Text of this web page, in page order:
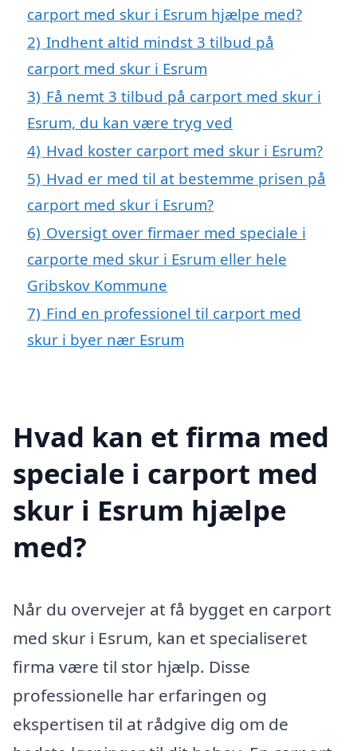
carport med skur i Esrum hjælpe med?
2) Indhent altid mindst 3 tilbud på
carport med skur i Esrum
3) Få nemt 3 tilbud på carport med skur i
Esrum, du kan være tryg ved
4) Hvad koster carport med skur i Esrum?
5) Hvad er med til at bestemme prisen på
carport med skur i Esrum?
6) Oversigt over firmaer med speciale i
carporte med skur i Esrum eller hele
Gribskov Kommune
7) Find en professionel til carport med
skur i byer nær Esrum
Hvad kan et firma med
speciale i carport med
skur i Esrum hjælpe
med?
Når du overvejer at få bygget en carport
med skur i Esrum, kan et specialiseret
firma være til stor hjælp. Disse
professionelle har erfaringen og
ekspertisen til at rådgive dig om de